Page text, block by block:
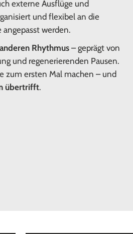
externe Ausflüge und
und flexibel an die
angepasst werden.
anderen Rhythmus– geprägt von
und regenerierenden Pausen.
zum ersten Mal machen – und
übertrifft.